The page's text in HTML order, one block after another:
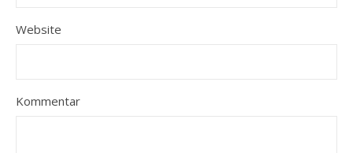
Website
Kommentar